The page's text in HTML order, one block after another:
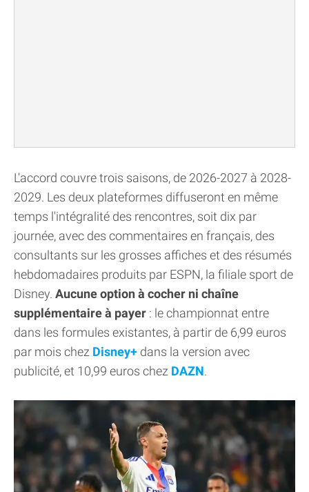
L'accord couvre trois saisons, de 2026-2027 à 2028-
2029. Les deux plateformes diffuseront en même
temps l'intégralité des rencontres, soit dix par
journée, avec des commentaires en français, des
consultants sur les grosses affiches et des résumés
hebdomadaires produits par ESPN, la filiale sport de
Disney. Aucune option à cocher ni chaîne
supplémentaire à payer : le championnat entre
dans les formules existantes, à partir de 6,99 euros
par mois chez Disney+ dans la version avec
publicité, et 10,99 euros chez DAZN.